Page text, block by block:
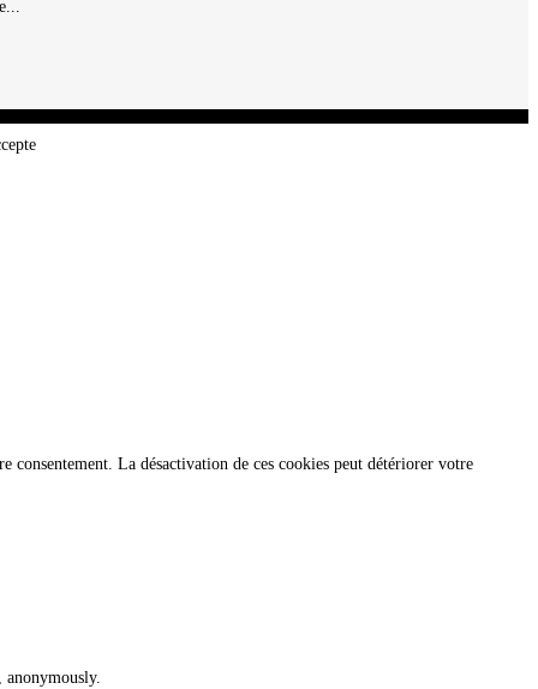
consentement. La désactivation de ces cookies peut détériorer votre